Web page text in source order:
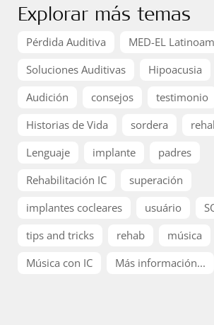
Explorar más temas
Pérdida Auditiva
MED-EL
Soluciones Auditivas
Hipoacusia
Audición
consejos testimonio
Historias de Vida
sordera
Lenguaje
implante
padres
Rehabilitación IC
superación
implantes cocleares
usuário
tips and tricks
rehab música
Música con IC
Más información...